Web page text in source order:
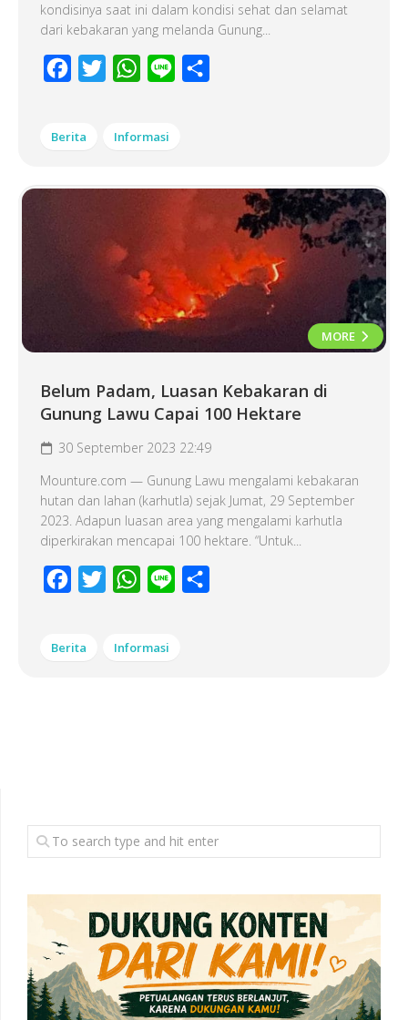
kondisinya saat ini dalam kondisi sehat dan selamat
dari kebakaran yang melanda Gunung...
Facebook
Twitter WhatsApp
Line
Berita Informasi
MORE
Belum Padam, Luasan Kebakaran di
Gunung Lawu Capai 100 Hektare
30 September 2023 22:49
Mounture.com — Gunung Lawu mengalami kebakaran
hutan dan lahan (karhutla) sejak Jumat, 29 September
2023. Adapun luasan area yang mengalami karhutla
diperkirakan mencapai 100 hektare. “Untuk...
Facebook
Twitter WhatsApp
Line
Berita Informasi